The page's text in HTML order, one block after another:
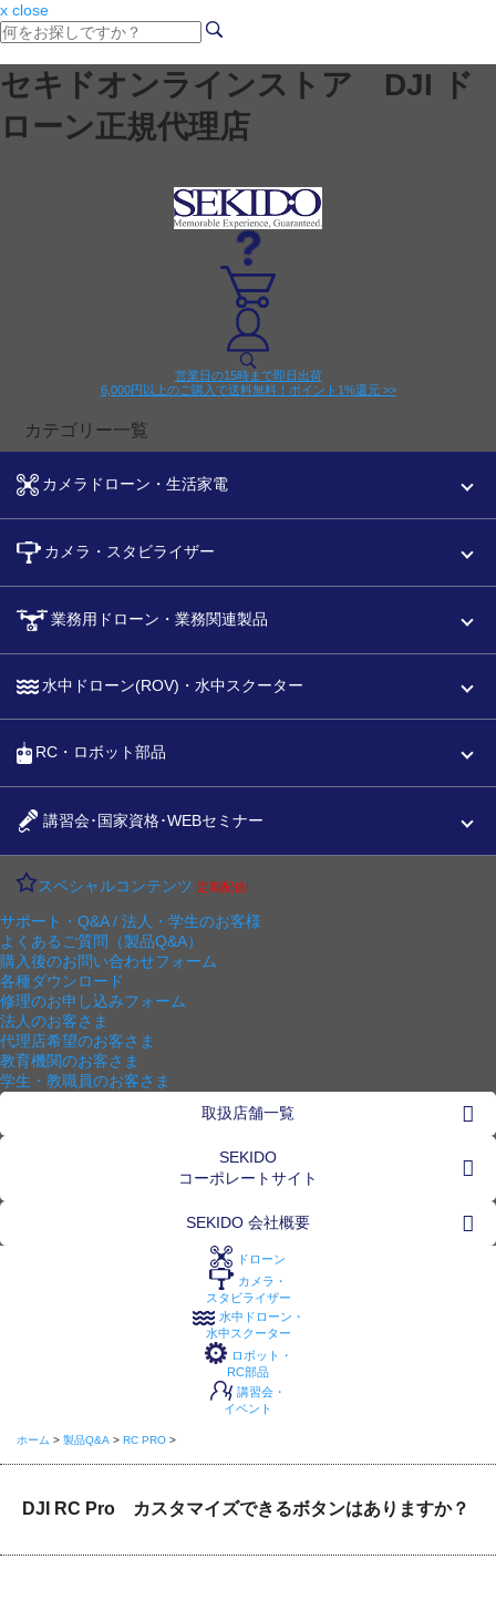
x close
セキドオンラインストア DJI ド
ローン正規代理店
営業日の15時まで即日出荷
6,000円以上のご購入で送料無料！ポイント1%還元 >>
カテゴリー一覧
カメラドローン・生活家電
カメラ・スタビライザー
業務用ドローン・業務関連製品
水中ドローン(ROV)・水中スクーター
RC・ロボット部品
講習会･国家資格･WEBセミナー
スペシャルコンテンツ 定期配信!
サポート・Q&A / 法人・学生のお客様
よくあるご質問（製品Q&A）
購入後のお問い合わせフォーム
各種ダウンロード
修理のお申し込みフォーム
法人のお客さま
代理店希望のお客さま
教育機関のお客さま
学生・教職員のお客さま
取扱店舗一覧
SEKIDO
コーポレートサイト
SEKIDO 会社概要
ドローン
カメラ・
スタビライザー
水中ドローン・
水中スクーター
ロボット・
RC部品
講習会・
イベント
ホーム > 製品Q&A > RC PRO >
DJI RC Pro カスタマイズできるボタンはありますか？